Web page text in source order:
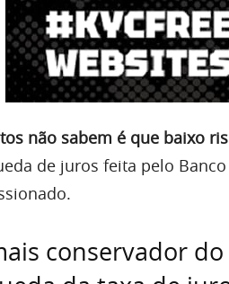
não sabem é que baixo
de juros feita pelo
conservador